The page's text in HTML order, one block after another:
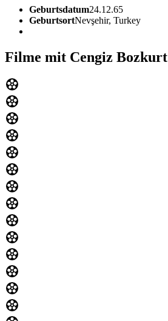
Geburtsdatum24.12.65
GeburtsortNevşehir, Turkey
Filme mit Cengiz Bozkurt